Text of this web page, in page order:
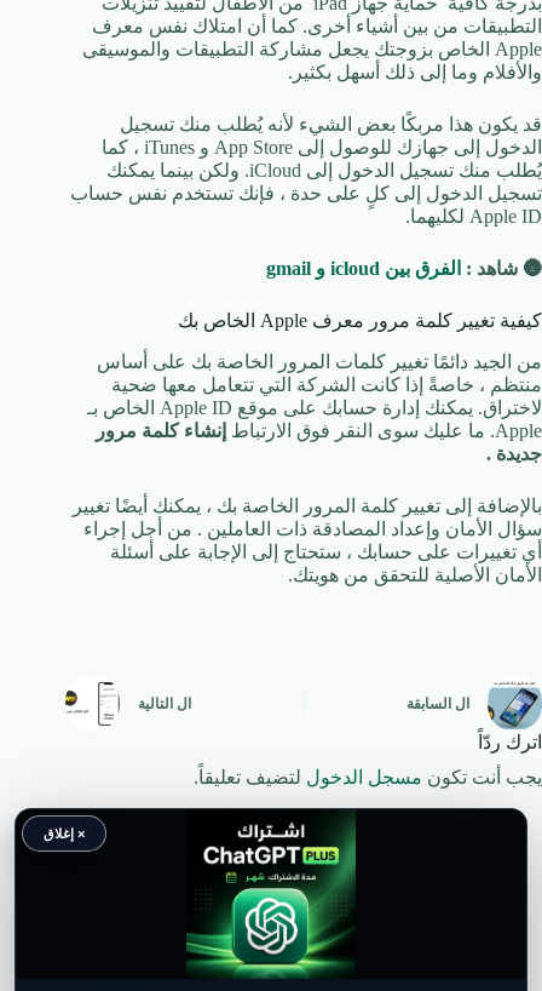
التطبيقات من بين أشياء أخرى. كما أن امتلاك نفس معرف
Apple الخاص بزوجتك يجعل مشاركة التطبيقات والموسيقى
والأفلام وما إلى ذلك أسهل بكثير.
قد يكون هذا مربكًا بعض الشيء لأنه يُطلب منك تسجيل
الدخول إلى جهازك للوصول إلى App Store و iTunes ، كما
يُطلب منك تسجيل الدخول إلى iCloud. ولكن بينما يمكنك
تسجيل الدخول إلى كلٍ على حدة ، فإنك تستخدم نفس حساب
Apple ID لكليهما.
🌚 شاهد : الفرق بين icloud و gmail
كيفية تغيير كلمة مرور معرف Apple الخاص بك
من الجيد دائمًا تغيير كلمات المرور الخاصة بك على أساس
منتظم ، خاصةً إذا كانت الشركة التي تتعامل معها ضحية
لاختراق. يمكنك إدارة حسابك على موقع Apple ID الخاص بـ
Apple. ما عليك سوى النقر فوق الارتباط
إنشاء كلمة مرور
جديدة .
بالإضافة إلى تغيير كلمة المرور الخاصة بك ، يمكنك أيضًا تغيير
سؤال الأمان وإعداد المصادقة ذات العاملين . من أجل إجراء
أي تغييرات على حسابك ، ستحتاج إلى الإجابة على أسئلة
الأمان الأصلية للتحقق من هويتك.
ال السابقة ال التالية
اترك ردّاً
يجب أنت تكون مسجل الدخول لتضيف تعليقاً.
× إغلاق